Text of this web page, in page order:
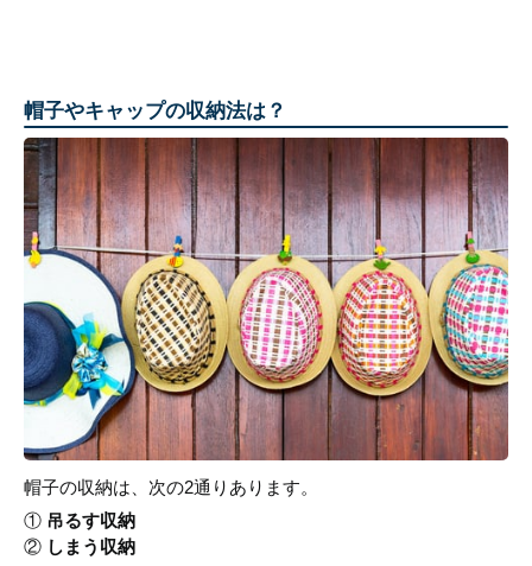
帽子やキャップの収納法は？
帽子の収納は、次の2通りあります。
① 吊るす収納
② しまう収納